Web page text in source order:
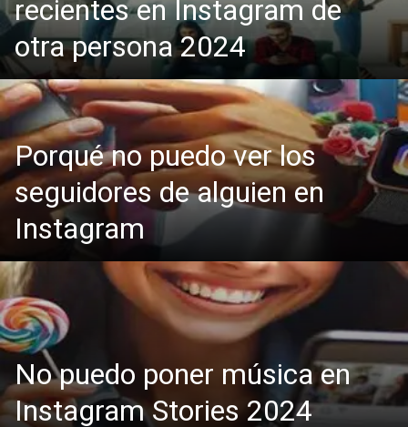
recientes en Instagram de
otra persona 2024
Porqué no puedo ver los
seguidores de alguien en
Instagram
No puedo poner música en
Instagram Stories 2024